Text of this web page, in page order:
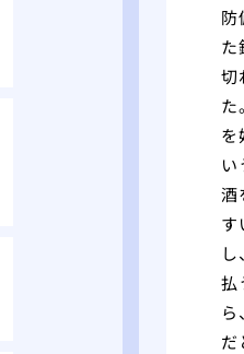
防
た
切
た
を
酒
す
払
だ